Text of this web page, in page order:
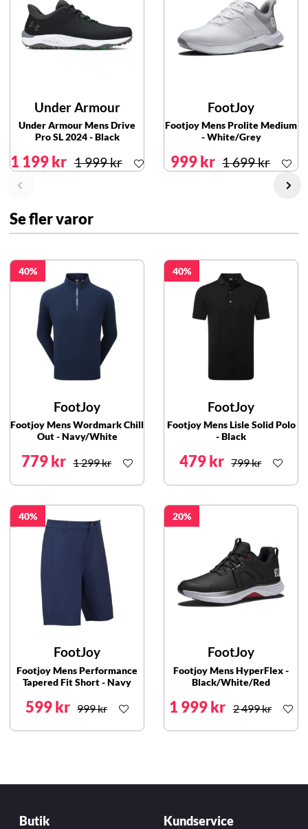
Under Armour
Under Armour Mens Drive
Pro SL 2024 - Black
1 199 kr 1 999 kr
FootJoy
Footjoy Mens Prolite Medium
- White/Grey
999 kr 1 699 kr
Se fler varor
40
FootJoy
Footjoy Mens Wordmark Chill
Out - Navy/White
779 kr 1 299 kr
40
FootJoy
Footjoy Mens Lisle Solid Polo
- Black
479 kr 799 kr
40
FootJoy
Footjoy Mens Performance
Tapered Fit Short - Navy
599 kr 999 kr
20
FootJoy
Footjoy Mens HyperFlex -
Black/White/Red
1 999 kr 2 499 kr
Butik Kundservice